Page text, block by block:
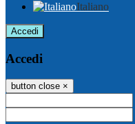
Italiano
Accedi
Accedi
button close ×